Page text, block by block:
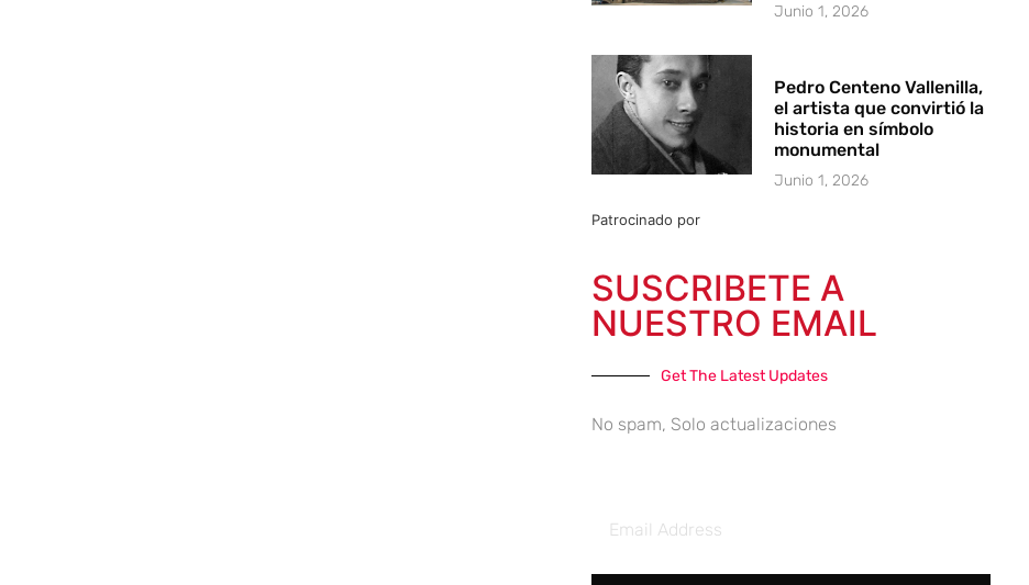
Junio 1, 2026
Pedro Centeno Vallenilla,
el artista que convirtió la
historia en símbolo
monumental
Junio 1, 2026
Patrocinado por
SUSCRIBETE A
NUESTRO EMAIL
Get The Latest Updates
No spam, Solo actualizaciones